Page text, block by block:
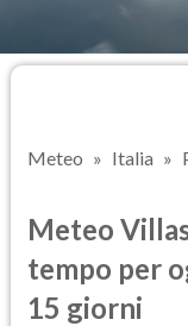
Meteo Italia
Meteo
tempo per
15 giorni